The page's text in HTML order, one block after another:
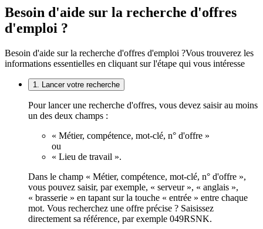
Besoin d'aide sur la recherche d'offres
d'emploi ?
Besoin d'aide sur la recherche d'offres d'emploi ?Vous trouverez les
informations essentielles en cliquant sur l'étape qui vous intéresse
1. Lancer votre recherche
Pour lancer une recherche d'offres, vous devez saisir au moins
un des deux champs :
« Métier, compétence, mot-clé, n° d'offre »
ou
« Lieu de travail ».
Dans le champ « Métier, compétence, mot-clé, n° d'offre »,
vous pouvez saisir, par exemple, « serveur », « anglais »,
« brasserie » en tapant sur la touche « entrée » entre chaque
mot. Vous recherchez une offre précise ? Saisissez
directement sa référence, par exemple 049RSNK.